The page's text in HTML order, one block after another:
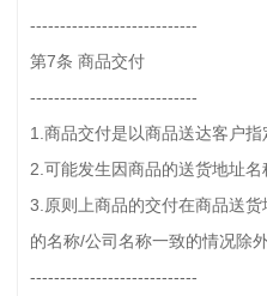
----------------------------
第7条 商品交付
----------------------------
1.商品交付是以商品送达客户
2.可能发生因商品的送货地址
3.原则上商品的交付在商品送
的名称/公司名称一致的情况除
----------------------------